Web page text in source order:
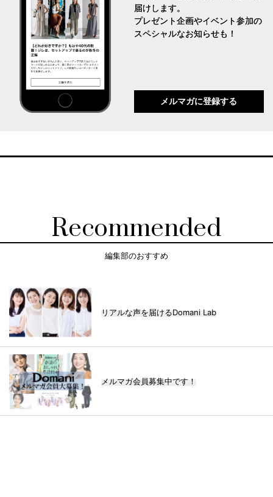
届けします。
プレゼント企画やイベント参加の
スペシャルなお知らせも！
メルマガに登録する
Recommended
編集部のおすすめ
リアルな声を届けるDomani Lab
メルマガ会員募集中です！